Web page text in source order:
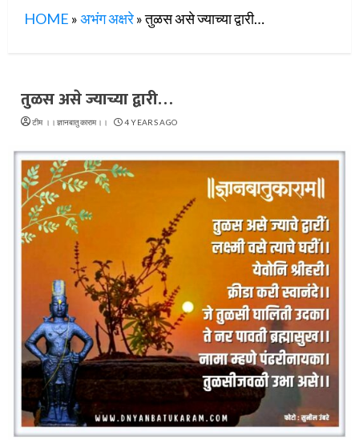
HOME »अभंग अक्षरे»तुळस असे ज्याच्या द्वारी…
तुळस असे ज्याच्या द्वारी…
टीम ।।ज्ञानबातुकाराम।। 4 YEARS AGO